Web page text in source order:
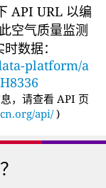
API URL 以编
空气质量监测
数据：
platform/a
，请查看 API 页
api/ )